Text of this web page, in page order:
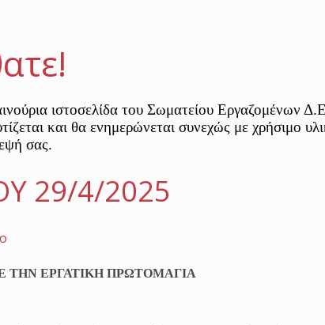
ιστοσελίδα του Σωματείου
και θα ενημερώνεται συνεχώς με χρήσιμο
σας.
29/4/2025
ΕΡΓΑΤΙΚΗ ΠΡΩΤΟΜΑΓΙΑ